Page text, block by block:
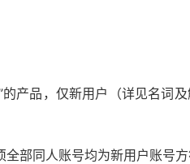
产品，仅新用户（详见名词
部同人账号均为新用户账号方